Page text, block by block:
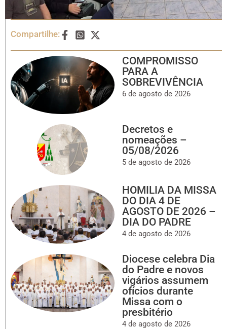
Compartilhe:
COMPROMISSO
PARA A
SOBREVIVÊNCIA
6 de agosto de 2026
Decretos e
nomeações –
05/08/2026
5 de agosto de 2026
HOMILIA DA MISSA
DO DIA 4 DE
AGOSTO DE 2026 –
DIA DO PADRE
4 de agosto de 2026
Diocese celebra Dia
do Padre e novos
vigários assumem
ofícios durante
Missa com o
presbitério
4 de agosto de 2026